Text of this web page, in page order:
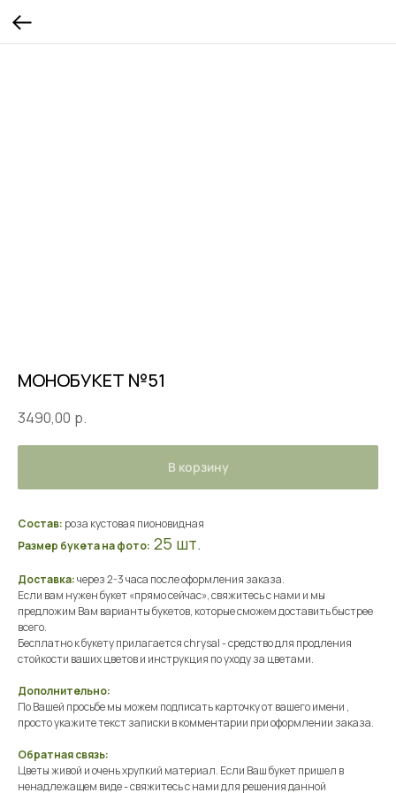
МОНОБУКЕТ №51
3490,00 р.
В корзину
Состав: роза кустовая пионовидная
Размер букета на фото: 25 шт.
Доставка:через 2-3 часа после оформления заказа.
Если вам нужен букет «прямо сейчас», свяжитесь с нами и мы
предложим Вам варианты букетов, которые сможем доставить быстрее
всего.
Бесплатно к букету прилагается chrysal - средство для продления
стойкости ваших цветов и инструкция по уходу за цветами.
Дополнительно:
По Вашей просьбе мы можем подписать карточку от вашего имени ,
просто укажите текст записки в комментарии при оформлении заказа.
Обратная связь:
Цветы живой и очень хрупкий материал. Если Ваш букет пришел в
ненадлежащем виде - свяжитесь с нами для решения данной